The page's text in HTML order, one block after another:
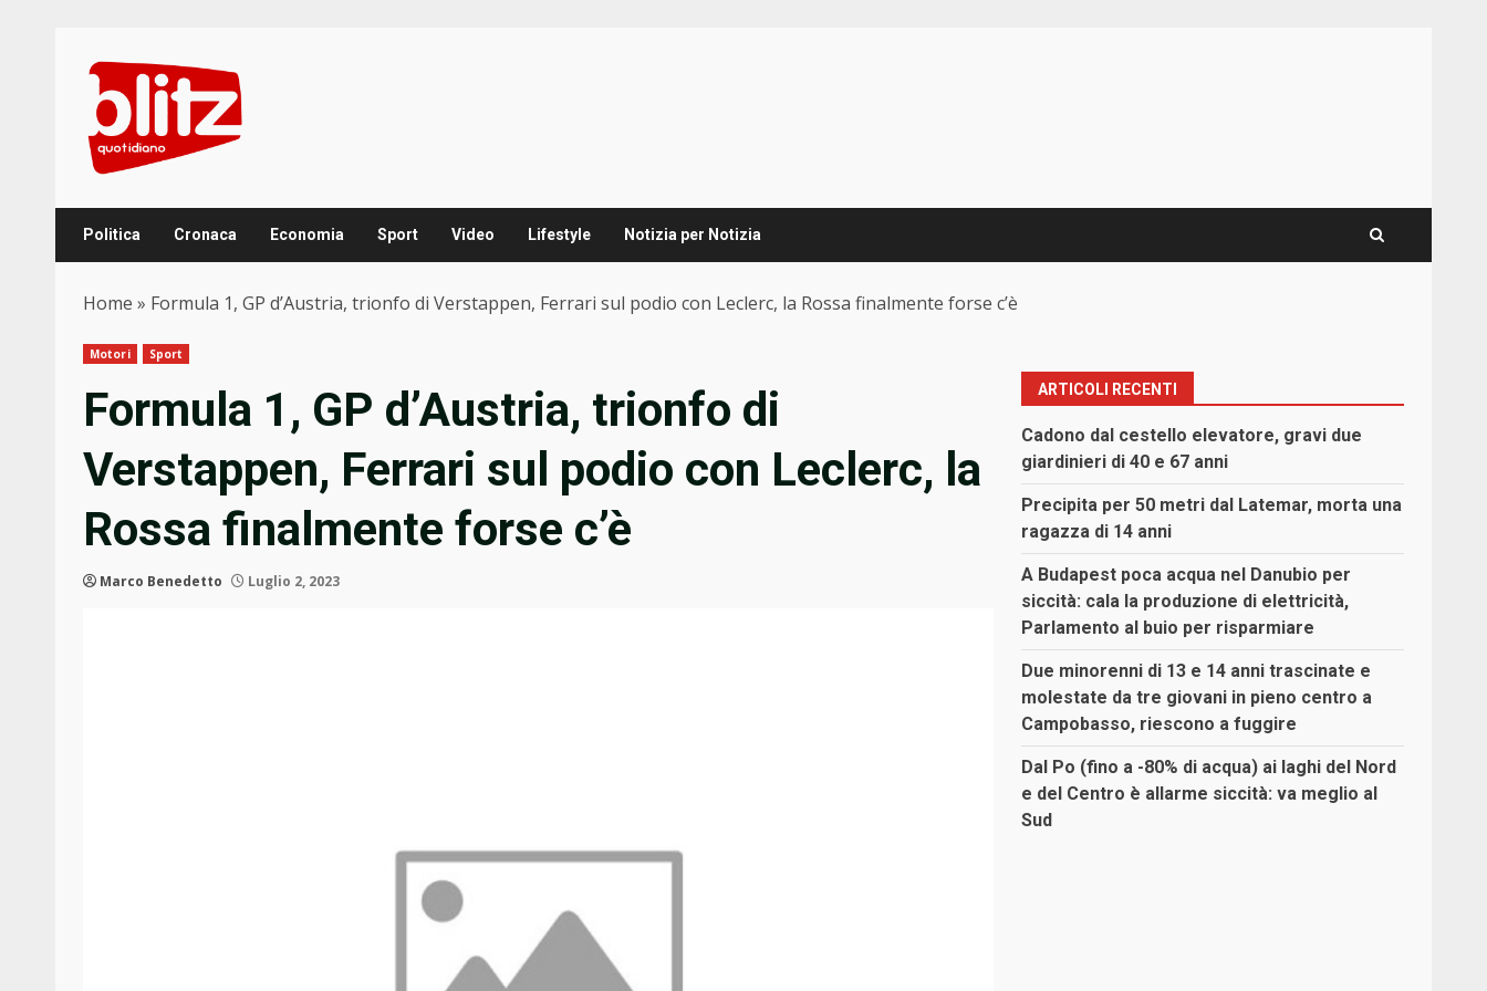
content
Politica Cronaca Economia Sport Video Lifestyle Notizia per Notizia
Home » Formula 1, GP d’Austria, trionfo di Verstappen, Ferrari sul podio con Leclerc, la Rossa finalmente forse c’è
Motori Sport
Formula 1, GP d’Austria, trionfo di
Verstappen, Ferrari sul podio con Leclerc, la
Rossa finalmente forse c’è
Marco Benedetto Luglio 2, 2023
ARTICOLI RECENTI
Cadono dal cestello elevatore, gravi due
giardinieri di 40 e 67 anni
Precipita per 50 metri dal Latemar, morta una
ragazza di 14 anni
A Budapest poca acqua nel Danubio per
siccità: cala la produzione di elettricità,
Parlamento al buio per risparmiare
Due minorenni di 13 e 14 anni trascinate e
molestate da tre giovani in pieno centro a
Campobasso, riescono a fuggire
Dal Po (fino a -80% di acqua) ai laghi del Nord
e del Centro è allarme siccità: va meglio al
Sud